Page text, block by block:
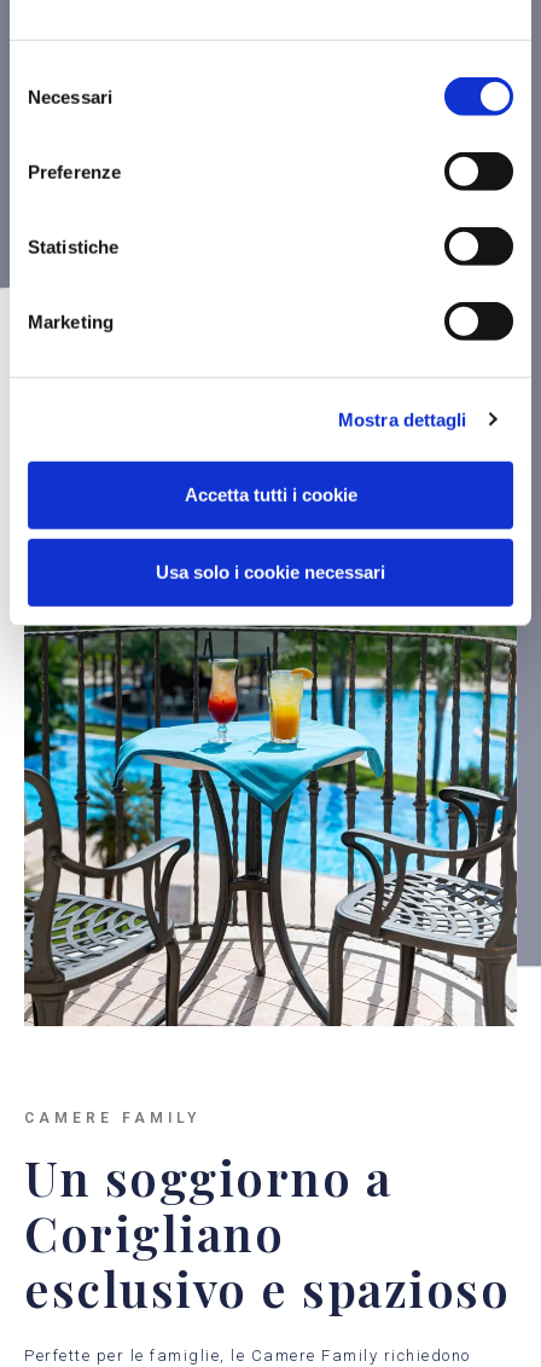
delNecessari
Preferenze
Statistiche
Marketing
Mostra dettagli
Accetta tutti i cookie
Usa solo i cookie necessari
CAMERE FAMILY
Un soggiorno a
Corigliano
esclusivo e spazioso
Perfette per le famiglie, le Camere Family richiedono